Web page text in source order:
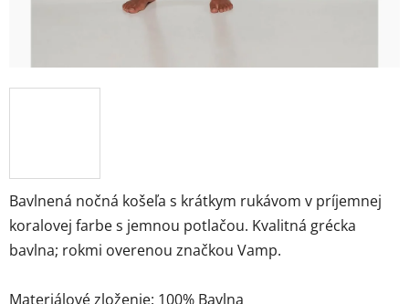
Bavlnená nočná košeľa s krátkym rukávom v príjemnej
koralovej farbe s jemnou potlačou. Kvalitná grécka
bavlna; rokmi overenou značkou Vamp.
Materiálové zloženie: 100% Bavlna